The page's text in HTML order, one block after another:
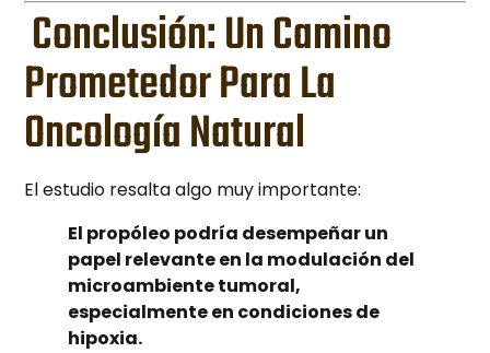
Conclusión: Un Camino
Prometedor Para La
Oncología Natural
El estudio resalta algo muy importante:
El propóleo podría desempeñar un
papel relevante en la modulación del
microambiente tumoral,
especialmente en condiciones de
hipoxia.